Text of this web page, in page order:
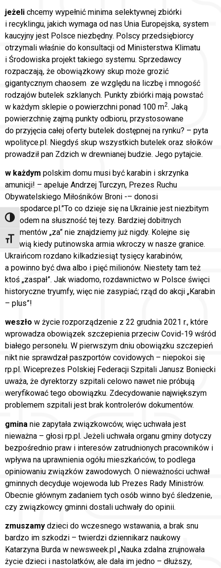
Toggle High Contrast
Toggle Font size
jeżeli chcemy wypełnić minima selektywnej zbiórki
i recyklingu, jakich wymaga od nas Unia Europejska, system
kaucyjny jest Polsce niezbędny. Polscy przedsiębiorcy
otrzymali właśnie do konsultacji od Ministerstwa Klimatu
i Środowiska projekt takiego systemu. Sprzedawcy
rozpaczają, że obowiązkowy skup może grozić
gigantycznym chaosem ze względu na liczbę i mnogość
rodzajów butelek szklanych. Punkty zbiórki mają powstać
w każdym sklepie o powierzchni ponad 100 m2. Jaką
powierzchnię zajmą punkty odbioru, przystosowane
do przyjęcia całej oferty butelek dostępnej na rynku? – pyta
wpolityce.pl. Niegdyś skup wszystkich butelek oraz słoików
prowadził pan Zdzich w drewnianej budzie. Jego pytajcie.
w każdym polskim domu musi być karabin i skrzynka
amunicji! – apeluje Andrzej Turczyn, Prezes Ruchu
Obywatelskiego Miłośników Broni -– donosi
wgospodarce.pl.”To co dzieje się na Ukrainie jest niezbitym
dowodem na słuszność tej tezy. Bardziej dobitnych
argumentów „za” nie znajdziemy już nigdy. Kolejne się
pojawią kiedy putinowska armia wkroczy w nasze granice.
Ukraińcom rozdano kilkadziesiąt tysięcy karabinów,
a powinno być dwa albo i pięć milionów. Niestety tam też
ktoś „zaspał”. Jak wiadomo, rozdawnictwo w Polsce święci
historyczne tryumfy, więc nie zasypiać; rząd do akcji „Karabin
– plus”!
weszło w życie rozporządzenie z 22 grudnia 2021 r., które
wprowadza obowiązek szczepienia przeciw Covid-19 wśród
białego personelu. W pierwszym dniu obowiązku szczepień
nikt nie sprawdzał paszportów covidowych – niepokoi się
rp.pl. Wiceprezes Polskiej Federacji Szpitali Janusz Boniecki
uważa, że dyrektorzy szpitali celowo nawet nie próbują
weryfikować tego obowiązku. Zdecydowanie największym
problemem szpitali jest brak kontrolerów dokumentów.
gmina nie zapytała związkowców, więc uchwała jest
nieważna – głosi rp.pl. Jeżeli uchwała organu gminy dotyczy
bezpośrednio praw i interesów zatrudnionych pracowników i
wpływa na uprawnienia ogółu mieszkańców, to podlega
opiniowaniu związków zawodowych. O nieważności uchwał
gminnych decyduje wojewoda lub Prezes Rady Ministrów.
Obecnie głównym zadaniem tych osób winno być śledzenie,
czy związkowcy gminni dostali uchwały do opinii.
zmuszamy dzieci do wczesnego wstawania, a brak snu
bardzo im szkodzi – twierdzi dziennikarz naukowy
Katarzyna Burda w newsweek.pl „Nauka zdalna zrujnowała
życie dzieci i nastolatków, ale dała im jedno – dłuższy,